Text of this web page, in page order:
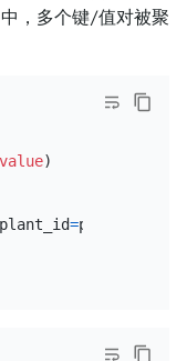
，多个键/值对被聚
value
=